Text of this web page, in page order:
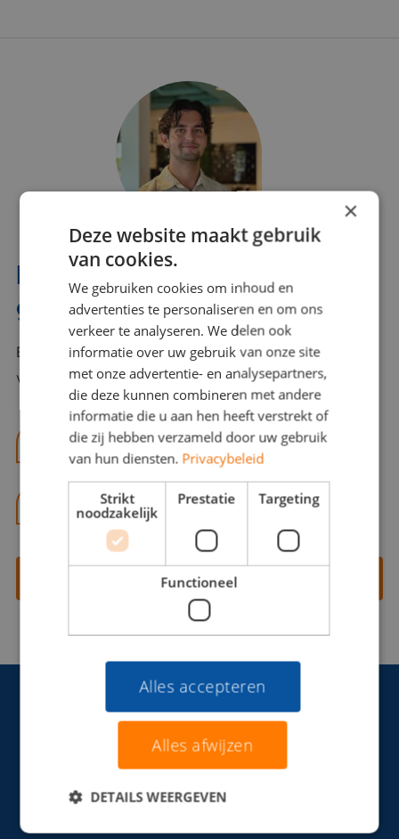
Interesse? Benno helpt je
graag verder!
Bel of mail Benno met al jouw vragen. Benno staat
voor je klaar en helpt je graag!
benno@viajou.nl
06 13 28 62 71
Contact opnemen
×
Deze website maakt gebruik
van cookies.
We gebruiken cookies om inhoud en
advertenties te personaliseren en om ons
verkeer te analyseren. We delen ook
informatie over uw gebruik van onze site
met onze advertentie- en analysepartners,
die deze kunnen combineren met andere
informatie die u aan hen heeft verstrekt of
die zij hebben verzameld door uw gebruik
van hun diensten. Privacybeleid
Strikt
noodzakelijk
Prestatie Targeting
Functioneel
Alles accepteren
Alles afwijzen
DETAILS WEERGEVEN